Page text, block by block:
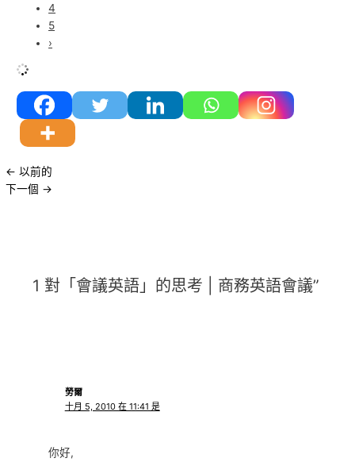
4
5
›
← 以前的
下一個 →
1 對「會議英語」的思考 | 商務英語會議”
勞爾
十月 5, 2010 在 11:41 是
你好,